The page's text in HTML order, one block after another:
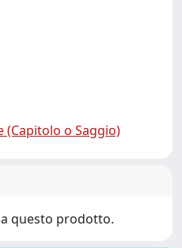
o Saggio)
questo prodotto.